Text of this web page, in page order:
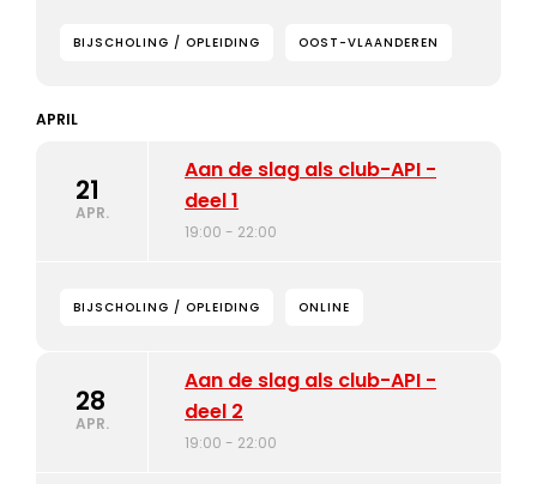
BIJSCHOLING / OPLEIDING OOST-VLAANDEREN
APRIL
21
APR.
Aan de slag als club-API -
deel 1
19:00 - 22:00
BIJSCHOLING / OPLEIDING ONLINE
28
APR.
Aan de slag als club-API -
deel 2
19:00 - 22:00